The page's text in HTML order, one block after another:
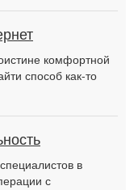
комфортной
способ как-то
в
с